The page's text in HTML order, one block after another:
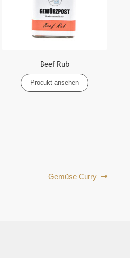
Beef Rub
Produkt ansehen
Nächster
Gemüse Curry